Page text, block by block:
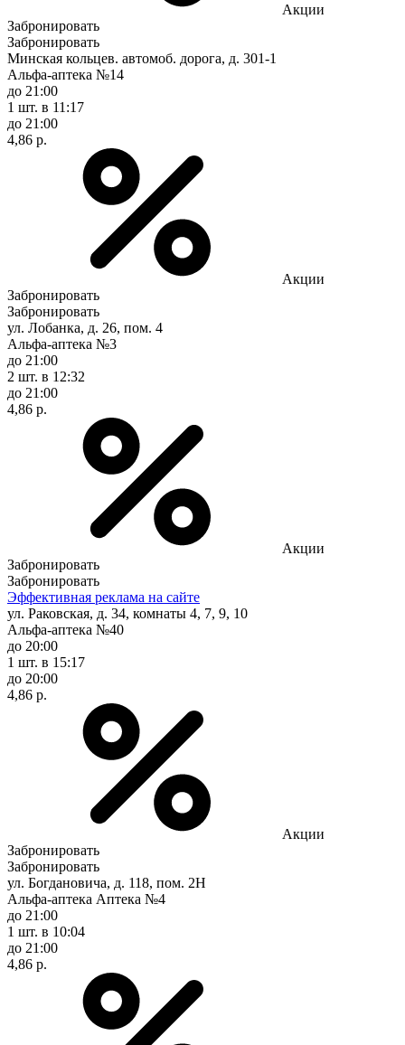
Акции
Забронировать
Забронировать
Минская кольцев. автомоб. дорога, д. 301-1
Альфа-аптека №14
до 21:00
1 шт. в 11:17
до 21:00
4,86 р.
Акции
Забронировать
Забронировать
ул. Лобанка, д. 26, пом. 4
Альфа-аптека №3
до 21:00
2 шт. в 12:32
до 21:00
4,86 р.
Акции
Забронировать
Забронировать
Эффективная реклама на сайте
ул. Раковская, д. 34, комнаты 4, 7, 9, 10
Альфа-аптека №40
до 20:00
1 шт. в 15:17
до 20:00
4,86 р.
Акции
Забронировать
Забронировать
ул. Богдановича, д. 118, пом. 2Н
Альфа-аптека Аптека №4
до 21:00
1 шт. в 10:04
до 21:00
4,86 р.